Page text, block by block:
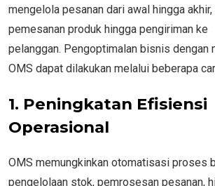
mengelola pesanan dari awal hingga
pemesanan produk hingga pengiriman ke
pelanggan. Pengoptimalan bisnis dengan
OMS dapat dilakukan melalui beberapa
1. Peningkatan Efisiensi
Operasional
OMS memungkinkan otomatisasi proses
pengelolaan stok, pemrosesan pesanan,